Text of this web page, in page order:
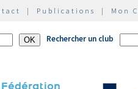
| Publications | Mon
Rechercher un club